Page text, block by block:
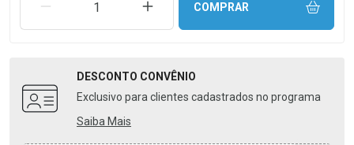
REMOVER UMA UNIDADEAUMENTAR UMA UNIDADE
COMPRAR
DESCONTO CONVÊNIO
Exclusivo para clientes cadastrados no programa
Saiba Mais